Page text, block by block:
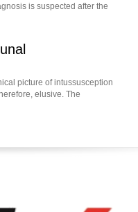
is suspected after the
picture of intussusception
elusive. The